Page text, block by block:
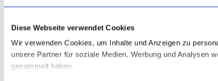
Diese Webseite verwendet Cookies
Wir verwenden Cookies, um Inhalte und Anzeigen zu
unsere Partner für soziale Medien, Werbung und Analysen
gesammelt haben.